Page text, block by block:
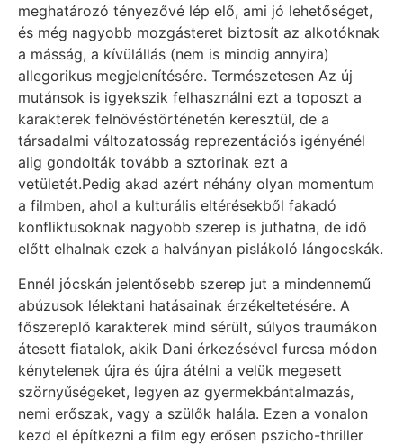
meghatározó tényezővé lép elő, ami jó lehetőséget,
és még nagyobb mozgásteret biztosít az alkotóknak
a másság, a kívülállás (nem is mindig annyira)
allegorikus megjelenítésére. Természetesen Az új
mutánsok is igyekszik felhasználni ezt a toposzt a
karakterek felnövéstörténetén keresztül, de a
társadalmi változatosság reprezentációs igényénél
alig gondolták tovább a sztorinak ezt a
vetületét.Pedig akad azért néhány olyan momentum
a filmben, ahol a kulturális eltérésekből fakadó
konfliktusoknak nagyobb szerep is juthatna, de idő
előtt elhalnak ezek a halványan pislákoló lángocskák.
Ennél jócskán jelentősebb szerep jut a mindennemű
abúzusok lélektani hatásainak érzékeltetésére. A
főszereplő karakterek mind sérült, súlyos traumákon
átesett fiatalok, akik Dani érkezésével furcsa módon
kénytelenek újra és újra átélni a velük megesett
szörnyűségeket, legyen az gyermekbántalmazás,
nemi erőszak, vagy a szülők halála. Ezen a vonalon
kezd el építkezni a film egy erősen pszicho-thriller